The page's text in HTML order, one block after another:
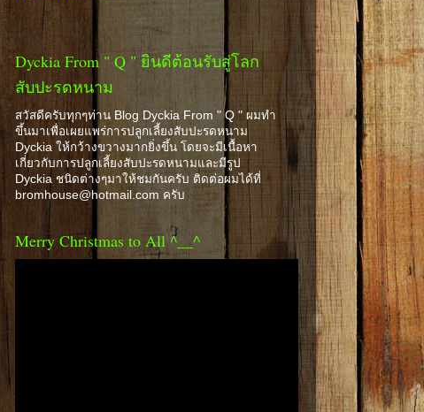
Dyckia From " Q " ยินดีต้อนรับสู่โลก
สับปะรดหนาม
สวัสดีครับทุกๆท่าน Blog Dyckia From " Q " ผมทำ
ขึ้นมาเพื่อเผยแพร่การปลูกเลี้ยงสับปะรดหนาม
Dyckia ให้กว้างขวางมากยิ่งขึ้น โดยจะมีเนื้อหา
เกี่ยวกับการปลูกเลี้ยงสับปะรดหนามและมีรูป
Dyckia ชนิดต่างๆมาให้ชมกันครับ ติดต่อผมได้ที่
bromhouse@hotmail.com ครับ
Merry Christmas to All ^__^